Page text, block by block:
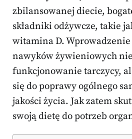
zbilansowanej diecie,
składniki odżywcze, takie
witamina D.
nawyków żywieniowych
funkcjonowanie tarczycy,
się do poprawy ogólnego
jakości życia. Jak zatem
swoją dietę do potrzeb